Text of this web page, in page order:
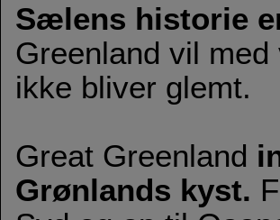
Sælens historie
Greenland vil
ikke bliver glemt.
Great Greenland
Grønlands kyst.